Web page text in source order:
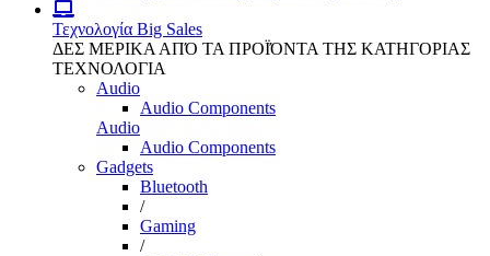
Τεχνολογία Big Sales
ΔΕΣ ΜΕΡΙΚΑ ΑΠΌ ΤΑ ΠΡΟΪΌΝΤΑ ΤΗΣ ΚΑΤΗΓΟΡΙΑΣ
ΤΕΧΝΟΛΟΓΙΑ
Audio
Audio Components
Audio
Audio Components
Gadgets
Bluetooth
/
Gaming
/